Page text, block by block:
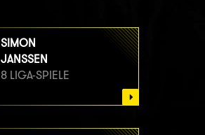
SIMON
JANSSEN
8 LIGA-SPIELE